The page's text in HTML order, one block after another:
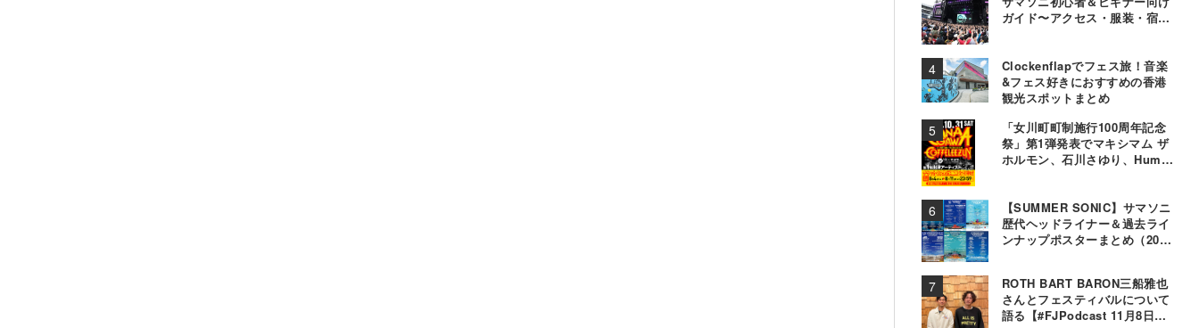
ガイド〜アクセス・服装・宿泊
Clockenflapでフェス旅！音楽
&フェス好きにおすすめの香港
観光スポットまとめ
「女川町町制施行100周年記念
祭」第1弾発表でマキシマム ザ
ホルモン、石川さゆり、Hump
【SUMMER SONIC】サマソニ
歴代ヘッドライナー＆過去ライ
ンナップポスターまとめ（2000
ROTH BART BARON三船雅也
さんとフェスティバルについて
語る【#FJPodcast 11月8日配